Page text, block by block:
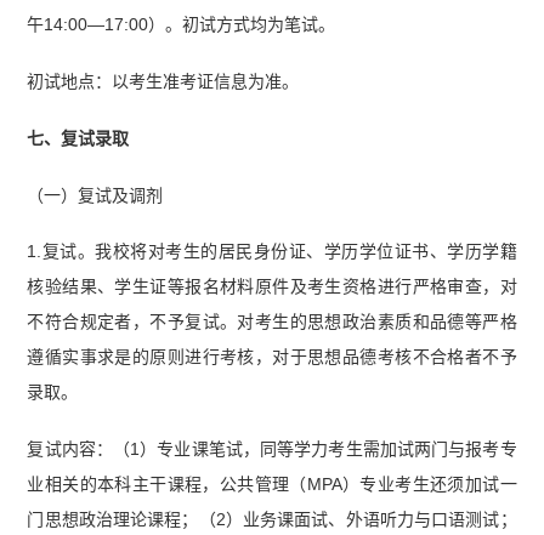
午14:00—17:00）。初试方式均为笔试。
初试地点：以考生准考证信息为准。
七、复试录取
（一）复试及调剂
1.复试。我校将对考生的居民身份证、学历学位证书、学历学籍
核验结果、学生证等报名材料原件及考生资格进行严格审查，对
不符合规定者，不予复试。对考生的思想政治素质和品德等严格
遵循实事求是的原则进行考核，对于思想品德考核不合格者不予
录取。
复试内容：（1）专业课笔试，同等学力考生需加试两门与报考专
业相关的本科主干课程，公共管理（MPA）专业考生还须加试一
门思想政治理论课程；（2）业务课面试、外语听力与口语测试；